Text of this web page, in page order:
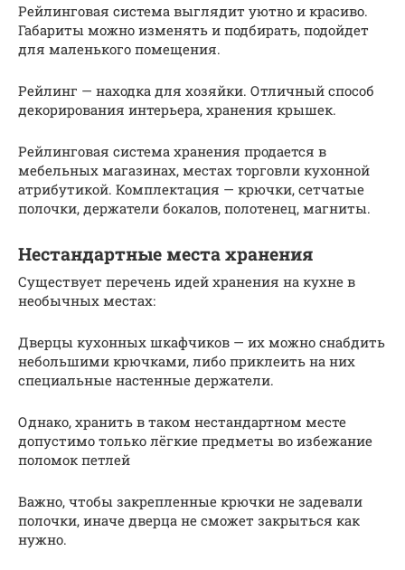
Рейлинговая система выглядит уютно и красиво.
Габариты можно изменять и подбирать, подойдет
для маленького помещения.
Рейлинг — находка для хозяйки. Отличный способ
декорирования интерьера, хранения крышек.
Рейлинговая система хранения продается в
мебельных магазинах, местах торговли кухонной
атрибутикой. Комплектация — крючки, сетчатые
полочки, держатели бокалов, полотенец, магниты.
Нестандартные места хранения
Существует перечень идей хранения на кухне в
необычных местах:
Дверцы кухонных шкафчиков — их можно снабдить
небольшими крючками, либо приклеить на них
специальные настенные держатели.
Однако, хранить в таком нестандартном месте
допустимо только лёгкие предметы во избежание
поломок петлей
Важно, чтобы закрепленные крючки не задевали
полочки, иначе дверца не сможет закрыться как
нужно.